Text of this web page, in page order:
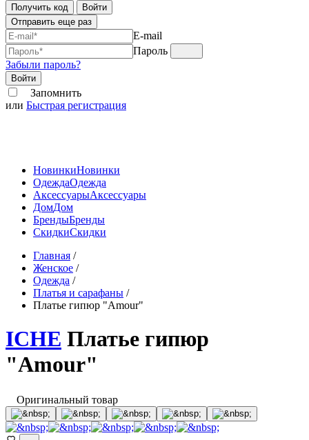
Получить код
Войти
Отправить еще раз
E-mail
Пароль
Забыли пароль?
Войти
Запомнить
или Быстрая регистрация
НовинкиНовинки
ОдеждаОдежда
АксессуарыАксессуары
ДомДом
БрендыБренды
СкидкиСкидки
Главная /
Женское /
Одежда /
Платья и сарафаны /
Платье гипюр "Amour"
ICHE Платье гипюр
"Amour"
Оригинальный товар